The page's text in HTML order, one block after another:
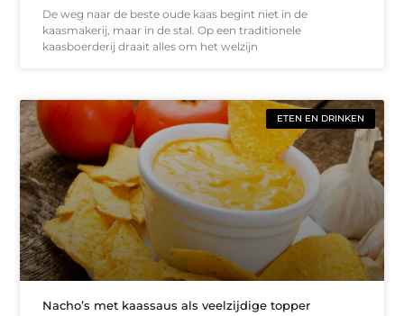
De weg naar de beste oude kaas begint niet in de
kaasmakerij, maar in de stal. Op een traditionele
kaasboerderij draait alles om het welzijn
ETEN EN DRINKEN
Nacho’s met kaassaus als veelzijdige topper